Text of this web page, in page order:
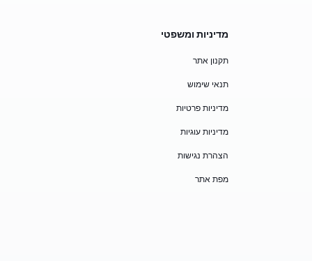
מדיניות ומשפטי
תקנון אתר
תנאי שימוש
מדיניות פרטיות
מדיניות עוגיות
הצהרת נגישות
מפת אתר